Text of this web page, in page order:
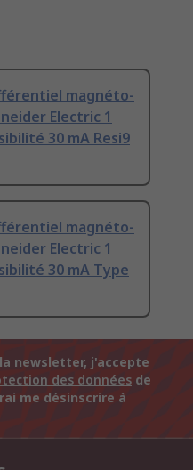
magnéto-
Electric 1
30 mA Resi9
magnéto-
Electric 1
30 mA Type
newsletter, j'accepte
des données de
me désinscrire à